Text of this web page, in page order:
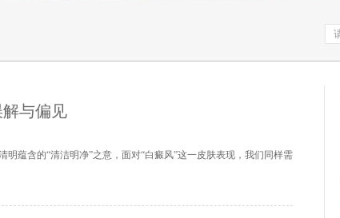
与偏见
蕴含的“清洁明净”之意，面对“白癜风”这一皮肤表现，我们同样需